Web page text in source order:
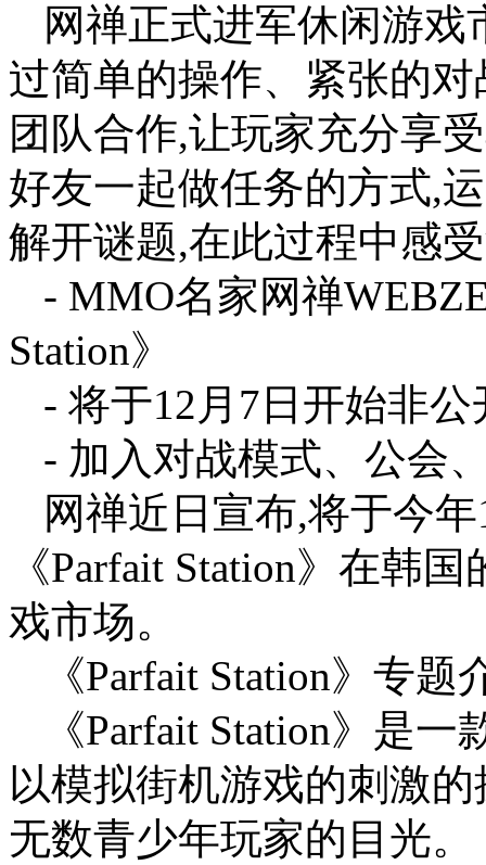
网禅正式进军休闲游
过简单的操作、紧张的
团队合作,让玩家充分享
好友一起做任务的方式,
解开谜题,在此过程中感
- MMO名家网禅
Station》
- 将于12月7日开始非公
- 加入对战模式、公会
网禅近日宣布,将于今
《Parfait Station》在韩
戏市场。
《Parfait Station》专题
《Parfait Station》是
以模拟街机游戏的刺激
无数青少年玩家的目光。